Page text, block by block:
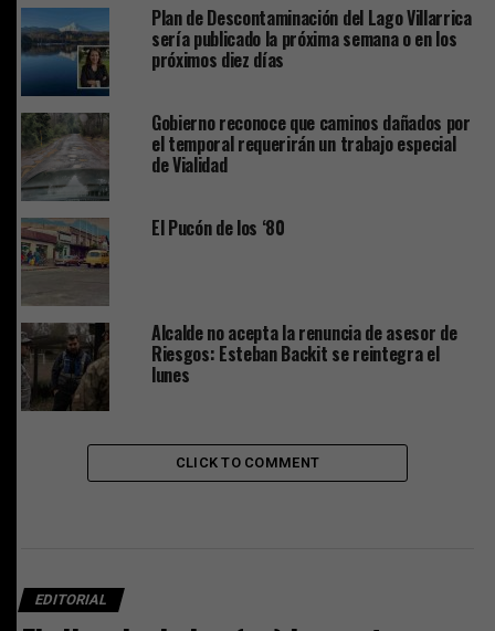
Plan de Descontaminación del Lago Villarrica
sería publicado la próxima semana o en los
próximos diez días
Gobierno reconoce que caminos dañados por
el temporal requerirán un trabajo especial
de Vialidad
El Pucón de los ‘80
Alcalde no acepta la renuncia de asesor de
Riesgos: Esteban Backit se reintegra el
lunes
CLICK TO COMMENT
EDITORIAL